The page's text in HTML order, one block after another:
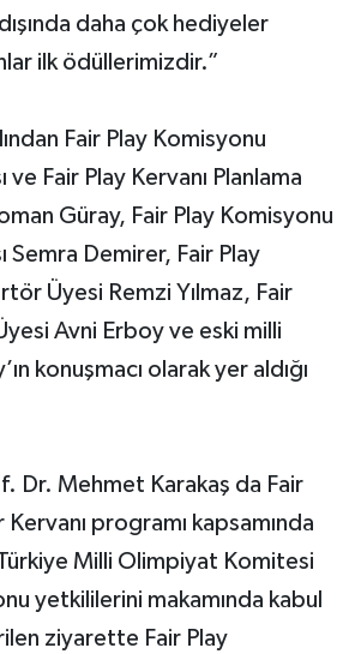
dışında daha çok hediyeler
ilk ödüllerimizdir.”
Fair Play Komisyonu
ve Fair Play Kervanı Planlama
Güray, Fair Play Komisyonu
Semra Demirer, Fair Play
Üyesi Remzi Yılmaz, Fair
Avni Erboy ve eski milli
konuşmacı olarak yer aldığı
Dr. Mehmet Karakaş da Fair
programı kapsamında
Milli Olimpiyat Komitesi
yetkililerini makamında kabul
ziyarette Fair Play